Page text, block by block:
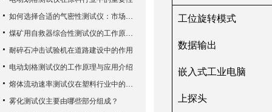
工位旋转模式
数据输出
嵌入式工业电脑
上探头
如何选择合适的气密性测试仪：市场指南
煤矿用自救器综合性测试仪的工作原理与功能解析
耐碎石冲击试验机在道路建设中的作用
电动划格测试仪的工作原理与应用介绍
熔体流动速率测试仪在塑料行业中的应用
雾化测试仪主要由哪些部分组成？